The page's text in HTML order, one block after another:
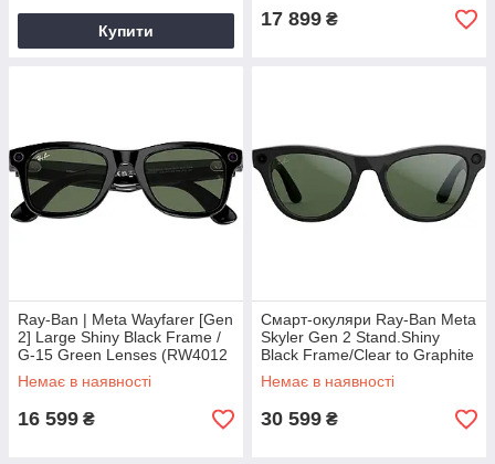
Купити
17 899 ₴
Ray-Ban | Meta Wayfarer [Gen
2] Large Shiny Black Frame /
G-15 Green Lenses (RW4012
601/71 53-22)
Немає в наявності
16 599 ₴
Смарт-окуляри Ray-Ban Meta
Skyler Gen 2 Stand.Shiny
Black Frame/Clear to Graphite
Green Transit.Lenses RW4014
601/1M 52-20
Немає в наявності
30 599 ₴